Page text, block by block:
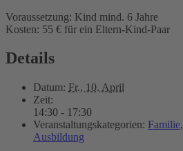
Voraussetzung: Kind mind. 6 Jahre
Kosten: 55 € für ein Eltern-Kind-Paar
Details
Datum: Fr., 10. April
Zeit:
14:30 - 17:30
Veranstaltungskategorien: Familie,
Ausbildung